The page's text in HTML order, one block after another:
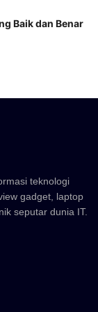
Baik dan Benar
teknologi
gadget, laptop
seputar dunia IT.